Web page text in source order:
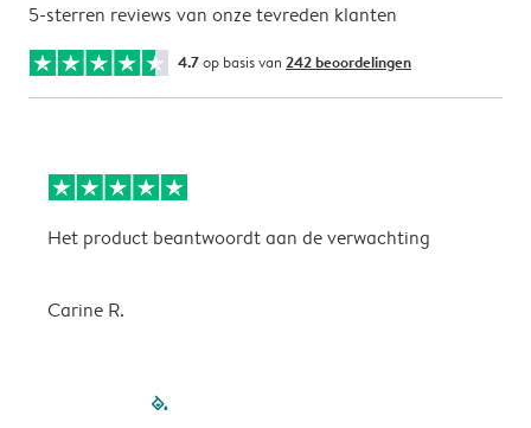
5-sterren reviews van onze tevreden klanten
4.7op basis van 242 beoordelingen
Het product beantwoordt aan de verwachting
Carine R.
filled-pagination